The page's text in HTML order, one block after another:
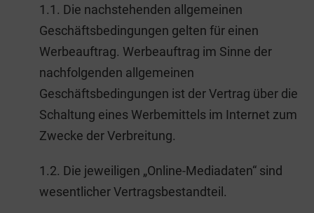
1.1. Die nachstehenden allgemeinen
Geschäftsbedingungen gelten für einen
Werbeauftrag. Werbeauftrag im Sinne der
nachfolgenden allgemeinen
Geschäftsbedingungen ist der Vertrag über die
Schaltung eines Werbemittels im Internet zum
Zwecke der Verbreitung.
1.2. Die jeweiligen „Online-Mediadaten“ sind
wesentlicher Vertragsbestandteil.